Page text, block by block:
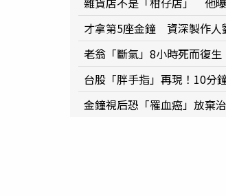
才拿第5座金鐘 資深製作人
老翁「斷氣」8小時死而復
台股「胖手指」再現！10
金鐘視后恐「罹血癌」放棄